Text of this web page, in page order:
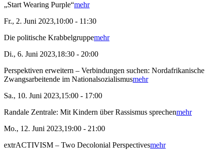
„Start Wearing Purple“mehr
Fr., 2. Juni 2023,10:00 - 11:30
Die politische Krabbelgruppemehr
Di., 6. Juni 2023,18:30 - 20:00
Perspektiven erweitern – Verbindungen suchen: Nordafrikanische
Zwangsarbeitende im Nationalsozialismusmehr
Sa., 10. Juni 2023,15:00 - 17:00
Randale Zentrale: Mit Kindern über Rassismus sprechenmehr
Mo., 12. Juni 2023,19:00 - 21:00
extrACTIVISM – Two Decolonial Perspectivesmehr